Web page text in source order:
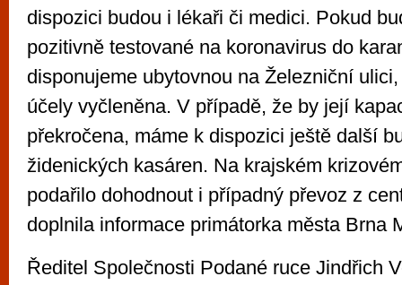
dispozici budou i lékaři či medici. Pokud
pozitivně testované na koronavirus do
disponujeme ubytovnou na Železniční
účely vyčleněna. V případě, že by její
překročena, máme k dispozici ještě další
židenických kasáren. Na krajském
podařilo dohodnout i případný převoz z
doplnila informace primátorka města Brna
Ředitel Společnosti Podané ruce Jindřich